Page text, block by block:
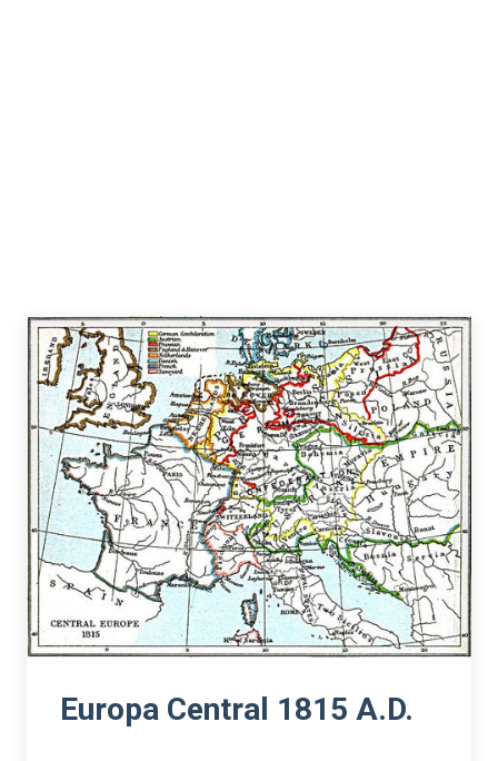
Europa Central 1815 A.D.